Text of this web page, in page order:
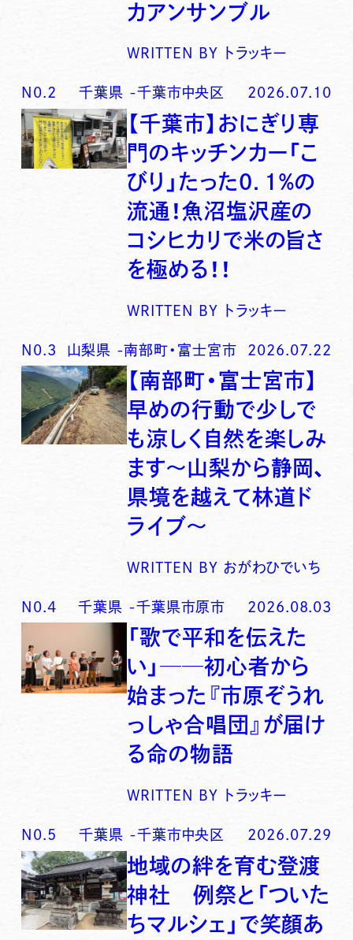
カアンサンブル
WRITTEN BY トラッキー
N0. 2 千葉県 -千葉市中央区 2026.07.10
【千葉市】おにぎり専
門のキッチンカー「こ
びり」たった0．1％の
流通！魚沼塩沢産の
コシヒカリで米の旨さ
を極める！！
WRITTEN BY トラッキー
N0. 3 山梨県 -南部町・富士宮市 2026.07.22
【南部町・富士宮市】
早めの行動で少しで
も涼しく自然を楽しみ
ます〜山梨から静岡、
県境を越えて林道ド
ライブ〜
WRITTEN BY おがわひでいち
N0.4 千葉県 -千葉県市原市 2026.08.03
「歌で平和を伝えた
い」──初心者から
始まった『市原ぞうれ
っしゃ合唱団』が届け
る命の物語
WRITTEN BY トラッキー
N0. 5 千葉県 -千葉市中央区 2026.07.29
地域の絆を育む登渡
神社 例祭と「ついた
ちマルシェ」で笑顔あ